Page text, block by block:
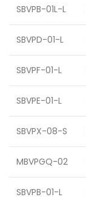
SBVPB-01L-L
SBVPD-01-L
SBVPF-01-L
SBVPE-01-L
SBVPX-08-S
MBVPGQ-02
SBVPB-01-L